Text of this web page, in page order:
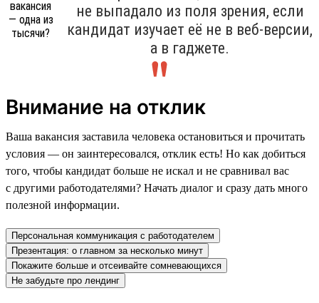
не выпадало из поля зрения, если
кандидат изучает её не в веб-версии,
а в гаджете.
Внимание на отклик
Ваша вакансия заставила человека остановиться и прочитать
условия — он заинтересовался, отклик есть! Но как добиться
того, чтобы кандидат больше не искал и не сравнивал вас
с другими работодателями? Начать диалог и сразу дать много
полезной информации.
Персональная коммуникация с работодателем
Презентация: о главном за несколько минут
Покажите больше и отсеивайте сомневающихся
Не забудьте про лендинг